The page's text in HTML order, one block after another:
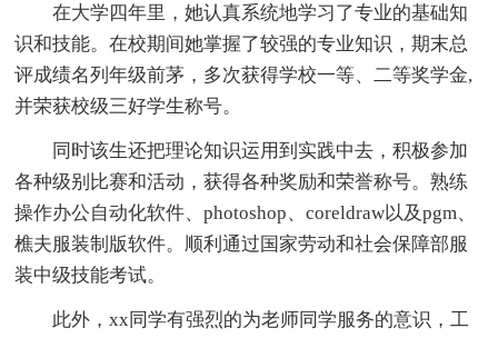
在大学四年里，她认真系统地学习了专业的基础知
识和技能。在校期间她掌握了较强的专业知识，期末总
评成绩名列年级前茅，多次获得学校一等、二等奖学金,
并荣获校级三好学生称号。
同时该生还把理论知识运用到实践中去，积极参加
各种级别比赛和活动，获得各种奖励和荣誉称号。熟练
操作办公自动化软件、photoshop、coreldraw以及pgm、
樵夫服装制版软件。顺利通过国家劳动和社会保障部服
装中级技能考试。
此外，xx同学有强烈的为老师同学服务的意识，工